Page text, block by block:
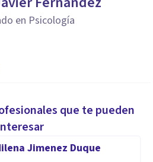
en Psicología
que te pueden
Jimenez Duque